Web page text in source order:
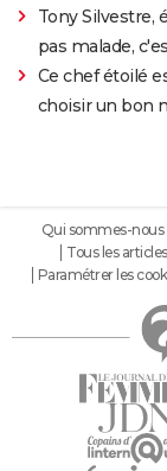
Tony Silvestre,
pas malade,
Ce chef étoilé
choisir un bon
Qui sommes-nous
Tous les articles
Paramétrer les